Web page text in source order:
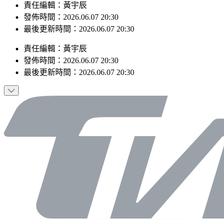
責任編輯：黃宇辰
發佈時間：2026.06.07 20:30
最後更新時間：2026.06.07 20:30
責任編輯 ： 黃宇辰
發佈時間： 2026.06.07 20:30
最後更新時間： 2026.06.07 20:30